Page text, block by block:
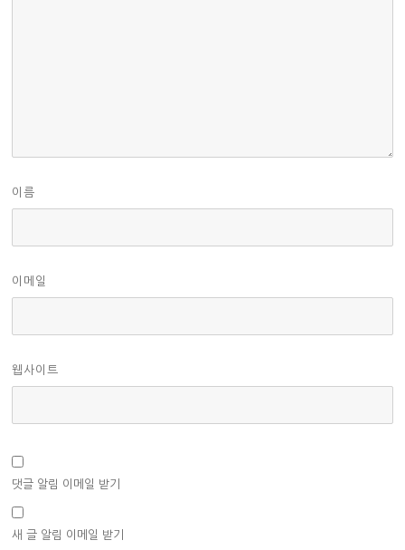
이름
이메일
웹사이트
댓글 알림 이메일 받기
새 글 알림 이메일 받기